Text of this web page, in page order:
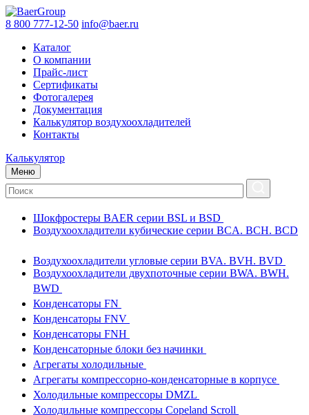
8 800 777-12-50 info@baer.ru
Каталог
О компании
Прайс-лист
Сертификаты
Фотогалерея
Документация
Калькулятор воздухоохладителей
Контакты
Калькулятор
Меню
Шокфростеры BAER серии BSL и BSD
Воздухоохладители кубические серии BCA. BCH. BCD
Воздухоохладители угловые серии BVA. BVH. BVD
Воздухоохладители двухпоточные серии BWA. BWH.
BWD
Конденсаторы FN
Конденсаторы FNV
Конденсаторы FNH
Конденсаторные блоки без начинки
Агрегаты холодильные
Агрегаты компрессорно-конденсаторные в корпусе
Холодильные компрессоры DMZL
Холодильные компрессоры Copeland Scroll